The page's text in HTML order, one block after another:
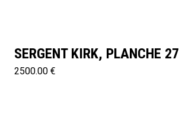
SERGENT KIRK, PLANCHE 27
2500.00 €